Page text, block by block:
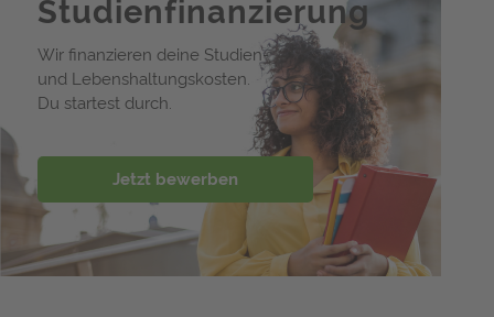
Studienfinanzierung
Wir finanzieren deine Studien-
und Lebenshaltungskosten.
Du startest durch.
Jetzt bewerben